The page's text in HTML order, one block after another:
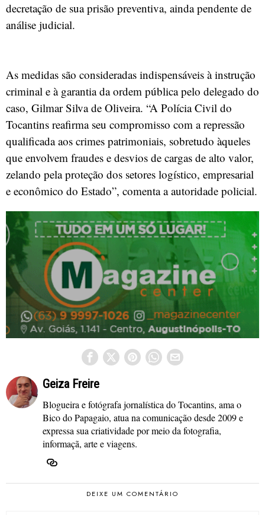
decretação de sua prisão preventiva, ainda pendente de
análise judicial.
As medidas são consideradas indispensáveis à instrução
criminal e à garantia da ordem pública pelo delegado do
caso, Gilmar Silva de Oliveira. “A Polícia Civil do
Tocantins reafirma seu compromisso com a repressão
qualificada aos crimes patrimoniais, sobretudo àqueles
que envolvem fraudes e desvios de cargas de alto valor,
zelando pela proteção dos setores logístico, empresarial
e econômico do Estado”, comenta a autoridade policial.
Geiza Freire
Blogueira e fotógrafa jornalística do Tocantins, ama o
Bico do Papagaio, atua na comunicação desde 2009 e
expressa sua criatividade por meio da fotografia,
informaçã, arte e viagens.
DEIXE UM COMENTÁRIO